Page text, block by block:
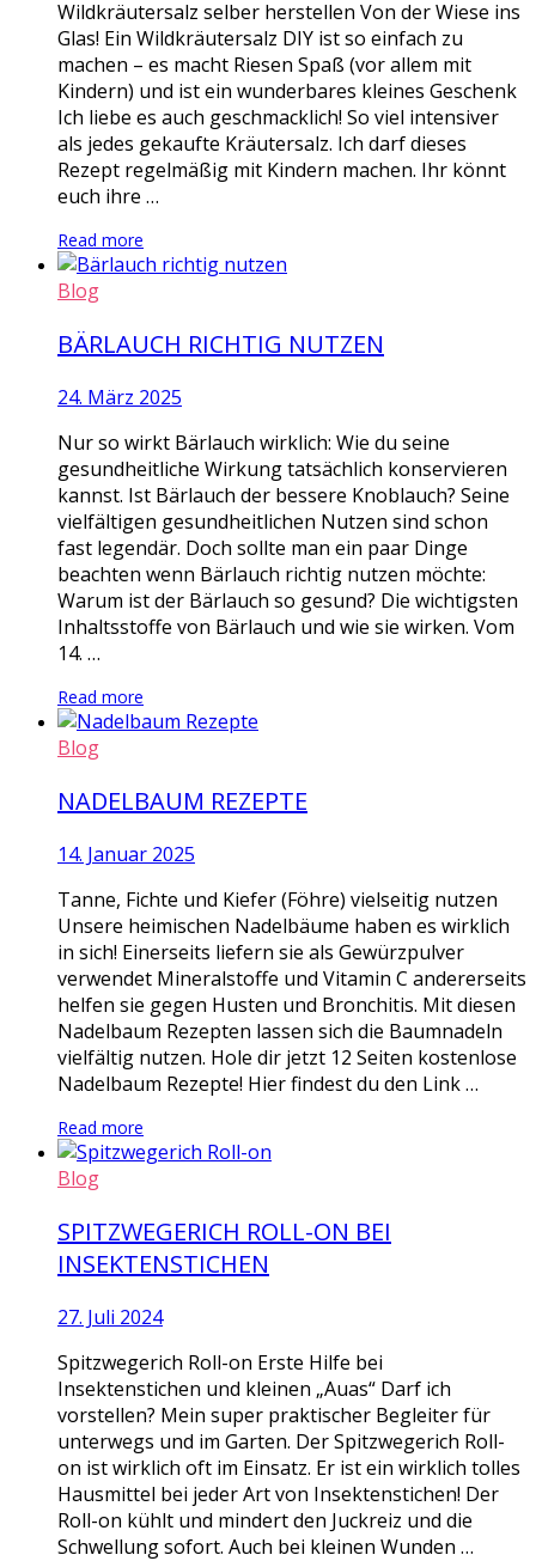
Wildkräutersalz selber herstellen Von der Wiese ins
Glas! Ein Wildkräutersalz DIY ist so einfach zu
machen – es macht Riesen Spaß (vor allem mit
Kindern) und ist ein wunderbares kleines Geschenk
Ich liebe es auch geschmacklich! So viel intensiver
als jedes gekaufte Kräutersalz. Ich darf dieses
Rezept regelmäßig mit Kindern machen. Ihr könnt
euch ihre …
Read more
Blog
BÄRLAUCH RICHTIG NUTZEN
24. März 2025
Nur so wirkt Bärlauch wirklich: Wie du seine
gesundheitliche Wirkung tatsächlich konservieren
kannst. Ist Bärlauch der bessere Knoblauch? Seine
vielfältigen gesundheitlichen Nutzen sind schon
fast legendär. Doch sollte man ein paar Dinge
beachten wenn Bärlauch richtig nutzen möchte:
Warum ist der Bärlauch so gesund? Die wichtigsten
Inhaltsstoffe von Bärlauch und wie sie wirken. Vom
14. …
Read more
Blog
NADELBAUM REZEPTE
14. Januar 2025
Tanne, Fichte und Kiefer (Föhre) vielseitig nutzen
Unsere heimischen Nadelbäume haben es wirklich
in sich! Einerseits liefern sie als Gewürzpulver
verwendet Mineralstoffe und Vitamin C andererseits
helfen sie gegen Husten und Bronchitis. Mit diesen
Nadelbaum Rezepten lassen sich die Baumnadeln
vielfältig nutzen. Hole dir jetzt 12 Seiten kostenlose
Nadelbaum Rezepte! Hier findest du den Link …
Read more
Blog
SPITZWEGERICH ROLL-ON BEI
INSEKTENSTICHEN
27. Juli 2024
Spitzwegerich Roll-on Erste Hilfe bei
Insektenstichen und kleinen „Auas“ Darf ich
vorstellen? Mein super praktischer Begleiter für
unterwegs und im Garten. Der Spitzwegerich Roll-
on ist wirklich oft im Einsatz. Er ist ein wirklich tolles
Hausmittel bei jeder Art von Insektenstichen! Der
Roll-on kühlt und mindert den Juckreiz und die
Schwellung sofort. Auch bei kleinen Wunden …